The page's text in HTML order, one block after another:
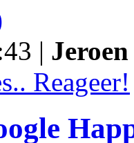
|
Reageer!